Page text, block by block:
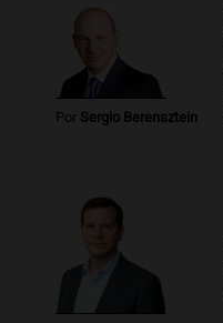
Por Sergio Berensztein